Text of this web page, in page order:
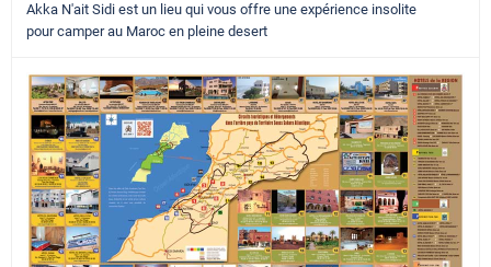
Akka N'ait Sidi est un lieu qui vous offre une expérience insolite
pour camper au Maroc en pleine desert